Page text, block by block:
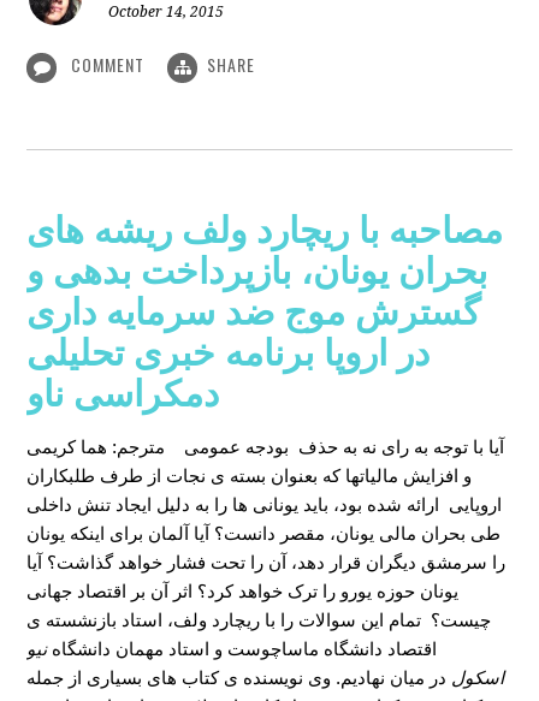
October 14, 2015
COMMENT SHARE
مصاحبه با ریچارد ولف ریشه های
بحران یونان، بازپرداخت بدهی و
گسترش موج ضد سرمایه داری
در اروپا برنامه خبری تحلیلی
دمکراسی ناو
مترجم: هما کریمی
آیا با توجه به رای نه به حذف بودجه عمومی
و افزایش مالیاتها که بعنوان بسته ی نجات از طرف طلبکاران
اروپایی ارائه شده بود، باید یونانی ها را به دلیل ایجاد تنش داخلی
طی بحران مالی یونان، مقصر دانست؟ آیا آلمان برای اینکه یونان
را سرمشق دیگران قرار دهد، آن را تحت فشار خواهد گذاشت؟ آیا
یونان حوزه یورو را ترک خواهد کرد؟ اثر آن بر اقتصاد جهانی
چیست؟ تمام این سوالات را با ریچارد ولف، استاد بازنشسته ی
اقتصاد دانشگاه ماساچوست و استاد مهمان دانشگاهنیو
اسکول در میان نهادیم. وی نویسنده ی کتاب های بسیاری از جمله